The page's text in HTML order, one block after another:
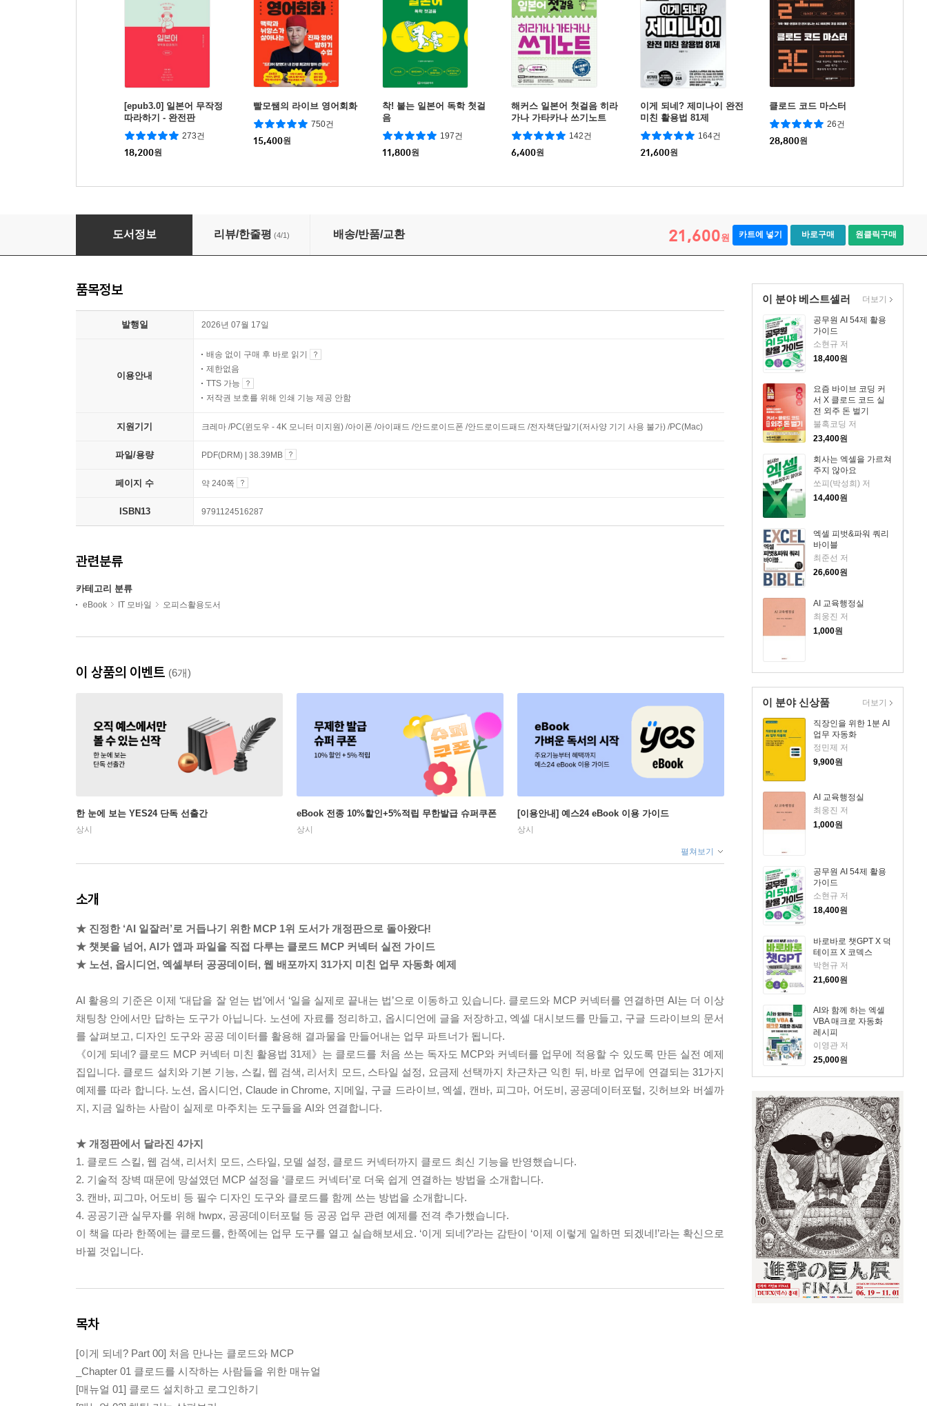
[epub3.0] 일본어 무작정
따라하기 - 완전판
273건
18,200원
빨모쌤의 라이브 영어회화
750건
15,400원
착! 붙는 일본어 독학 첫걸
음
197건
11,800원
해커스 일본어 첫걸음 히라
가나 가타카나 쓰기노트
142건
6,400원
이게 되네? 제미나이 완전
미친 활용법 81제
164건
21,600원
클로드 코드 마스터
26건
28,800원
이게 되네? 클로드 MCP 커넥터 미친 활용법 31제
도서정보 리뷰/한줄평 (4/1) 배송/반품/교환 21,600원 카트에 넣기 바로구매 원클릭구매
이 분야 베스트셀러
공무원 AI 54제 활용
가이드
소현규 저
18,400원
요즘 바이브 코딩 커
서 X 클로드 코드 실
전 외주 돈 벌기
불혹코딩 저
23,400원
회사는 엑셀을 가르쳐
주지 않아요
쏘피(박성희) 저
14,400원
엑셀 피벗&파워 쿼리
바이블
최준선 저
26,600원
AI 교육행정실
최웅진 저
1,000원
더보기
이 분야 신상품
직장인을 위한 1분 AI
업무 자동화
정민제 저
9,900원
AI 교육행정실
최웅진 저
1,000원
공무원 AI 54제 활용
가이드
소현규 저
18,400원
바로바로 챗GPT X 덕
테이프 X 코덱스
박현규 저
21,600원
AI와 함께 하는 엑셀
VBA 매크로 자동화
레시피
이영관 저
25,000원
더보기
품목정보
발행일 2026년 07월 17일
이용안내
배송 없이 구매 후 바로 읽기
제한없음
TTS 가능
저작권 보호를 위해 인쇄 기능 제공 안함
지원기기 크레마 /PC(윈도우 - 4K 모니터 미지원) /아이폰 /아이패드 /안드로이드폰 /안드로이드패드 /전자책단말기(저사양 기기 사용 불가) /PC(Mac)
파일/용량 PDF(DRM) | 38.39MB
페이지 수 약 240쪽
ISBN13 9791124516287
관련분류
카테고리 분류
eBook IT 모바일 오피스활용도서
이 상품의 이벤트 (6개)
한 눈에 보는 YES24 단독 선출간
상시
eBook 전종 10%할인+5%적립 무한발급 슈퍼쿠폰
상시
[이용안내] 예스24 eBook 이용 가이드
상시
펼쳐보기
소개
★ 진정한 ‘AI 일잘러’로 거듭나기 위한 MCP 1위 도서가 개정판으로 돌아왔다!
★ 챗봇을 넘어, AI가 앱과 파일을 직접 다루는 클로드 MCP 커넥터 실전 가이드
★ 노션, 옵시디언, 엑셀부터 공공데이터, 웹 배포까지 31가지 미친 업무 자동화 예제
AI 활용의 기준은 이제 ‘대답을 잘 얻는 법’에서 ‘일을 실제로 끝내는 법’으로 이동하고 있습니다. 클로드와 MCP 커넥터를 연결하면 AI는 더 이상
채팅창 안에서만 답하는 도구가 아닙니다. 노션에 자료를 정리하고, 옵시디언에 글을 저장하고, 엑셀 대시보드를 만들고, 구글 드라이브의 문서
를 살펴보고, 디자인 도구와 공공 데이터를 활용해 결과물을 만들어내는 업무 파트너가 됩니다.
《이게 되네? 클로드 MCP 커넥터 미친 활용법 31제》는 클로드를 처음 쓰는 독자도 MCP와 커넥터를 업무에 적용할 수 있도록 만든 실전 예제
집입니다. 클로드 설치와 기본 기능, 스킬, 웹 검색, 리서치 모드, 스타일 설정, 요금제 선택까지 차근차근 익힌 뒤, 바로 업무에 연결되는 31가지
예제를 따라 합니다. 노션, 옵시디언, Claude in Chrome, 지메일, 구글 드라이브, 엑셀, 캔바, 피그마, 어도비, 공공데이터포털, 깃허브와 버셀까
지, 지금 일하는 사람이 실제로 마주치는 도구들을 AI와 연결합니다.
★ 개정판에서 달라진 4가지
1. 클로드 스킬, 웹 검색, 리서치 모드, 스타일, 모델 설정, 클로드 커넥터까지 클로드 최신 기능을 반영했습니다.
2. 기술적 장벽 때문에 망설였던 MCP 설정을 ‘클로드 커넥터’로 더욱 쉽게 연결하는 방법을 소개합니다.
3. 캔바, 피그마, 어도비 등 필수 디자인 도구와 클로드를 함께 쓰는 방법을 소개합니다.
4. 공공기관 실무자를 위해 hwpx, 공공데이터포털 등 공공 업무 관련 예제를 전격 추가했습니다.
이 책을 따라 한쪽에는 클로드를, 한쪽에는 업무 도구를 열고 실습해보세요. ‘이게 되네?’라는 감탄이 ‘이제 이렇게 일하면 되겠네!’라는 확신으로
바뀔 것입니다.
목차
[이게 되네? Part 00] 처음 만나는 클로드와 MCP
_Chapter 01 클로드를 시작하는 사람들을 위한 매뉴얼
[매뉴얼 01] 클로드 설치하고 로그인하기